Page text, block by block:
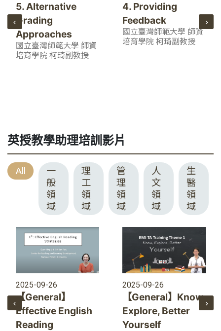
5. Alternative
Grading
Approaches
國立臺灣師範大學 師資
培育學院 柯琦副教授
4. Providing
Feedback
國立臺灣師範大學 師資
培育學院 柯琦副教授
英授教學助理培訓影片
All
一
般
領
域
理
工
領
域
管
理
領
域
人
文
領
域
生
醫
領
域
2025-09-26
【General】
Effective English
Reading
2025-09-26
【General】Know,
Explore, Better
Yourself